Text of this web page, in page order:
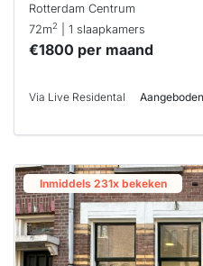
Rotterdam Centrum
72m2 | 1 slaapkamers
€1800 per maand
Via Live Residental Aangeboden
Inmiddels 231x bekeken